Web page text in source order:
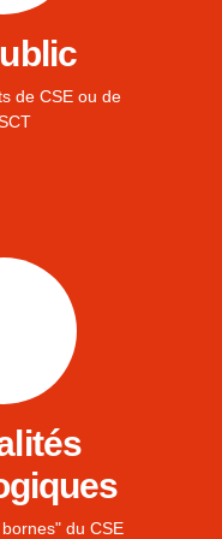
de CSE ou de
du CSE